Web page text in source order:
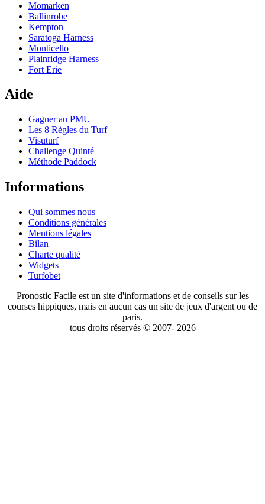
Momarken
Ballinrobe
Kempton
Saratoga Harness
Monticello
Plainridge Harness
Fort Erie
Aide
Gagner au PMU
Les 8 Règles du Turf
Visuturf
Challenge Quinté
Méthode Paddock
Informations
Qui sommes nous
Conditions générales
Mentions légales
Bilan
Charte qualité
Widgets
Turfobet
Pronostic Facile est un site d'informations et de conseils sur les
courses hippiques, mais en aucun cas un site de jeux d'argent ou de
paris.
tous droits réservés © 2007- 2026